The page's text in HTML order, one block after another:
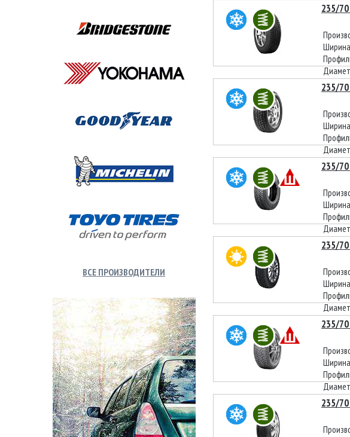
ВСЕ ПРОИЗВОДИТЕЛИ
235/70
235/
235/
235/
235/
235/70